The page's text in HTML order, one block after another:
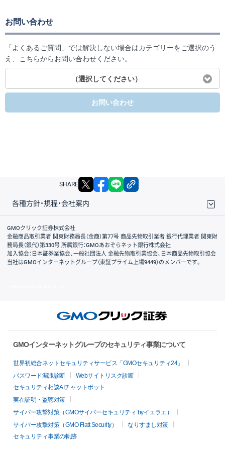
お問い合わせ
「よくあるご質問」では解決しない場合はカテゴリーをご選択のう
え、こちらからお問い合わせください。
（選択してください）
お問い合わせ
SHARE X facebook
各種方針・規程・会社案内
取引規程・約款
サイトマップ
その他のご案内
個人情報保護方針
最良執行方針
サイトのご利用について
ディスクレイマー
信託保全
リスク説明
会社案内
GMOクリック証券株式会社
金融商品取引業者 関東財務局長（金商）第77号 商品先物取引業者 銀行代理業者 関東財
務局長（銀代）第330号 所属銀行：GMOあおぞらネット銀行株式会社
加入協会：日本証券業協会、一般社団法人 金融先物取引業協会、日本商品先物取引協会
当社はGMOインターネットグループ（東証プライム上場9449）のメンバーです。
GMOインターネットグループのセキュリティ事業について
世界初総合ネットセキュリティサービス「GMOセキュリティ24」
パスワード漏洩診断
Webサイトリスク診断
セキュリティ相談AIチャットボット
実在証明・盗聴対策
サイバー攻撃対策（GMOサイバーセキュリティ byイエラエ）
サイバー攻撃対策（GMO Flatt Security）
なりすまし対策
セキュリティ事業の軌跡